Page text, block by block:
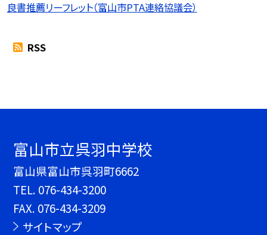
良書推薦リーフレット（富山市PTA連絡協議会）
RSS
富山市立呉羽中学校
富山県富山市呉羽町6662
TEL. 076-434-3200
FAX. 076-434-3209
サイトマップ